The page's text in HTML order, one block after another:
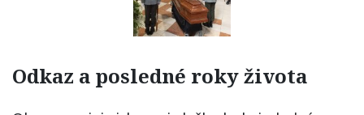
Odkaz a posledné roky života